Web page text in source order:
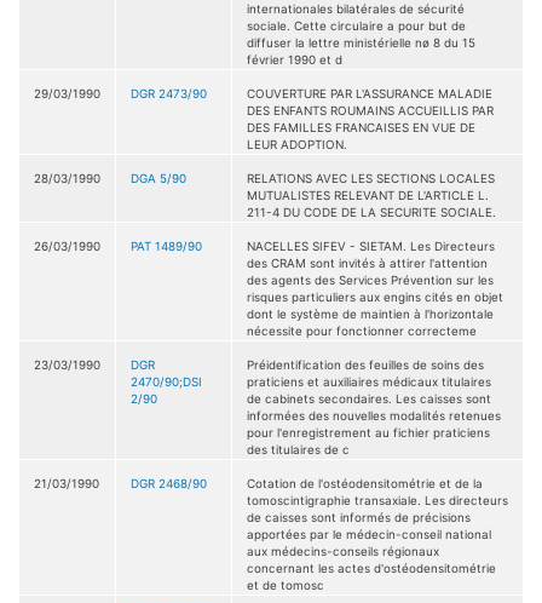
internationales bilatérales de sécurité
sociale. Cette circulaire a pour but de
diffuser la lettre ministérielle nø 8 du 15
février 1990 et d
29/03/1990 DGR 2473/90
COUVERTURE PAR L'ASSURANCE MALADIE
DES ENFANTS ROUMAINS ACCUEILLIS PAR
DES FAMILLES FRANCAISES EN VUE DE
LEUR ADOPTION.
28/03/1990 DGA 5/90
RELATIONS AVEC LES SECTIONS LOCALES
MUTUALISTES RELEVANT DE L'ARTICLE L.
211-4 DU CODE DE LA SECURITE SOCIALE.
26/03/1990 PAT 1489/90
NACELLES SIFEV - SIETAM. Les Directeurs
des CRAM sont invités à attirer l'attention
des agents des Services Prévention sur les
risques particuliers aux engins cités en objet
dont le système de maintien à l'horizontale
nécessite pour fonctionner correcteme
23/03/1990
DGR
2470/90;DSI
2/90
Préidentification des feuilles de soins des
praticiens et auxiliaires médicaux titulaires
de cabinets secondaires. Les caisses sont
informées des nouvelles modalités retenues
pour l'enregistrement au fichier praticiens
des titulaires de c
21/03/1990 DGR 2468/90
Cotation de l'ostéodensitométrie et de la
tomoscintigraphie transaxiale. Les directeurs
de caisses sont informés de précisions
apportées par le médecin-conseil national
aux médecins-conseils régionaux
concernant les actes d'ostéodensitométrie
et de tomosc